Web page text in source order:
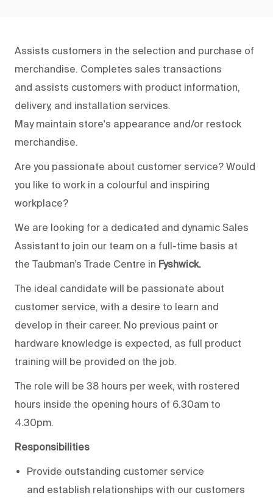
Assists customers in the selection and purchase of
merchandise. Completes sales transactions
and assists customers with product information,
delivery, and installation services.
May maintain store's appearance and/or restock
merchandise.
Are you passionate about customer service? Would
you like to work in a colourful and inspiring
workplace?
We are looking for a dedicated and dynamic Sales
Assistant to join our team on a full-time basis at
the Taubman’s Trade Centre in Fyshwick.
The ideal candidate will be passionate about
customer service, with a desire to learn and
develop in their career. No previous paint or
hardware knowledge is expected, as full product
training will be provided on the job.
The role will be 38 hours per week, with rostered
hours inside the opening hours of 6.30am to
4.30pm.
Responsibilities
Provide outstanding customer service
and establish relationships with our customers